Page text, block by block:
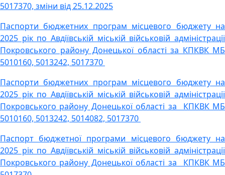
5017370, зміни від 25.12.2025
Паспорти бюджетних програм місцевого бюджету на
2025 рік по Авдіївській міській військовій адміністрації
Покровського району Донецької області за КПКВК МБ
5010160, 5013242, 5017370
Паспорти бюджетних програм місцевого бюджету на
2025 рік по Авдіївській міській військовій адміністрації
Покровського району Донецької області за КПКВК МБ
5010160, 5013242, 5014082, 5017370
Паспорт бюджетної програми місцевого бюджету на
2025 рік по Авдіївській міській військовій адміністрації
Покровського району Донецької області за КПКВК МБ